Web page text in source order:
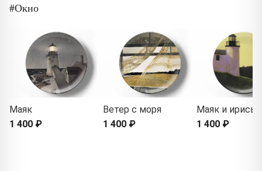
#Окно
Маяк
1 400 ₽
Ветер с моря
1 400 ₽
Маяк и ирисы
1 400 ₽